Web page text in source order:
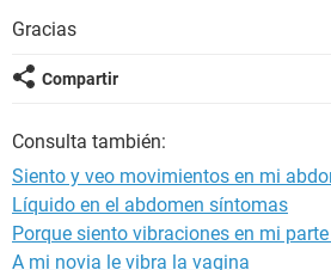
Gracias
Compartir
Consulta también:
Siento y veo movimientos en mi
Líquido en el abdomen síntomas
Porque siento vibraciones en mi
A mi novia le vibra la vagina